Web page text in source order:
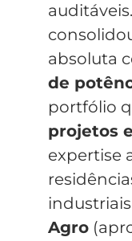
absoluta
de
portfólio
projetos
expertise
Agro